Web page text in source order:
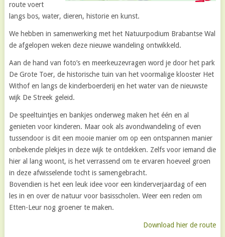
route voert
langs bos, water, dieren, historie en kunst.
We hebben in samenwerking met het Natuurpodium Brabantse Wal
de afgelopen weken deze nieuwe wandeling ontwikkeld.
Aan de hand van foto’s en meerkeuzevragen word je door het park
De Grote Toer, de historische tuin van het voormalige klooster Het
Withof en langs de kinderboerderij en het water van de nieuwste
wijk De Streek geleid.
De speeltuintjes en bankjes onderweg maken het één en al
genieten voor kinderen. Maar ook als avondwandeling of even
tussendoor is dit een mooie manier om op een ontspannen manier
onbekende plekjes in deze wijk te ontdekken. Zelfs voor iemand die
hier al lang woont, is het verrassend om te ervaren hoeveel groen
in deze afwisselende tocht is samengebracht.
Bovendien is het een leuk idee voor een kinderverjaardag of een
les in en over de natuur voor basisscholen. Weer een reden om
Etten-Leur nog groener te maken.
Download hier de route